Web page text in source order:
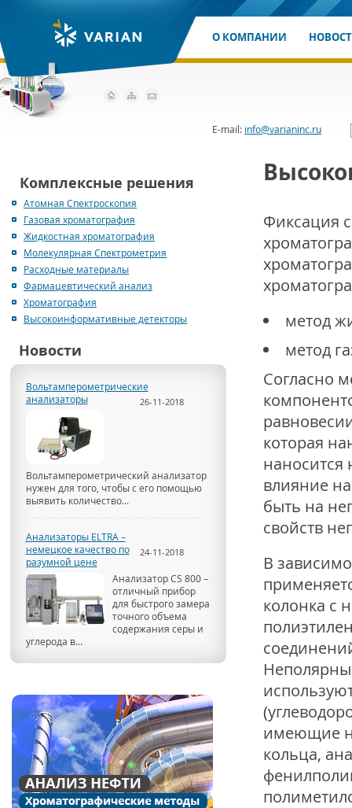
О КОМПАНИИ
E-mail: info@varianinc.ru
Комплексные решения
Атомная Спектроскопия
Газовая хроматография
Жидкостная хроматография
Молекулярная Спектрометрия
Расходные материалы
Фармацевтический анализ
Хроматография
Высокоинформативные детекторы
Новости
Вольтамперометрические
анализаторы
26-11-2018
Вольтамперометрический анализатор
нужен для того, чтобы с его помощью
выявить количество...
Анализаторы ELTRA –
немецкое качество по
разумной цене
24-11-2018
Анализатор CS 800 –
отличный прибор
для быстрого замера
точного объема
содержания серы и
углерода в...
Фиксация
метод
метод
Согласно
которая
наносится
влияние
быть на
свойств
В
колонка с
имеющие
кольца,